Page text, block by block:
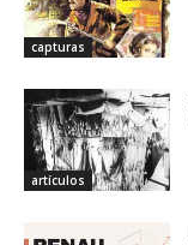
capturas
artículos